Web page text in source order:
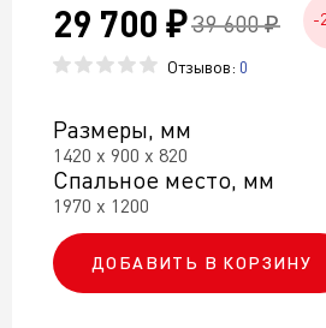
29 700 ₽ 39 600 ₽ -
Отзывов: 0
Размеры, мм
1420 х 900 х 820
Спальное место, мм
1970 х 1200
ДОБАВИТЬ В КОРЗИНУ